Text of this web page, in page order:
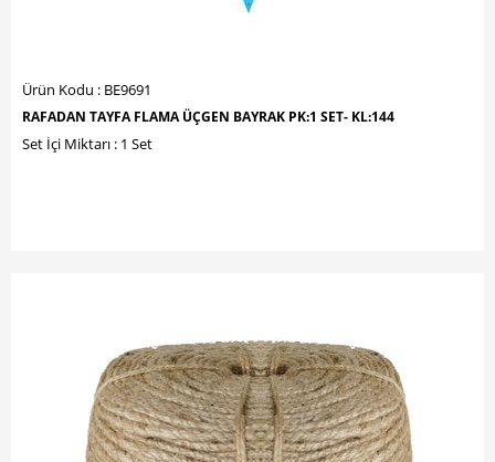
Ürün Kodu : BE9691
RAFADAN TAYFA FLAMA ÜÇGEN BAYRAK PK:1 SET- KL:144
Set İçi Miktarı : 1 Set